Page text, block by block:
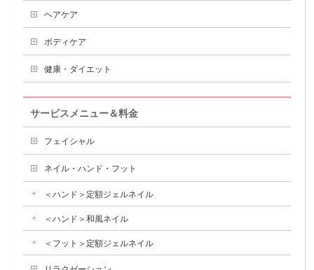
ヘアケア
ボディケア
健康・ダイエット
サービスメニュー＆料金
フェイシャル
ネイル・ハンド・フット
＜ハンド＞定額ジェルネイル
＜ハンド＞和風ネイル
＜フット＞定額ジェルネイル